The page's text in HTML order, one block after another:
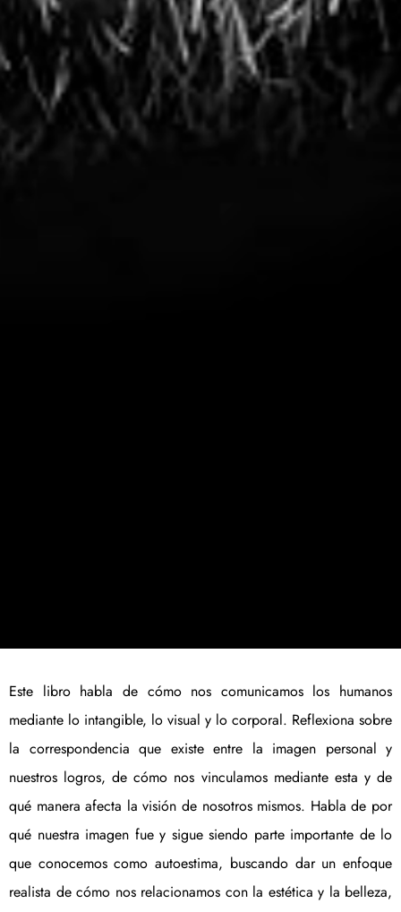
Este libro habla de cómo nos comunicamos los humanos
mediante lo intangible, lo visual y lo corporal. Reflexiona sobre
la correspondencia que existe entre la imagen personal y
nuestros logros, de cómo nos vinculamos mediante esta y de
qué manera afecta la visión de nosotros mismos. Habla de por
qué nuestra imagen fue y sigue siendo parte importante de lo
que conocemos como autoestima, buscando dar un enfoque
realista de cómo nos relacionamos con la estética y la belleza,